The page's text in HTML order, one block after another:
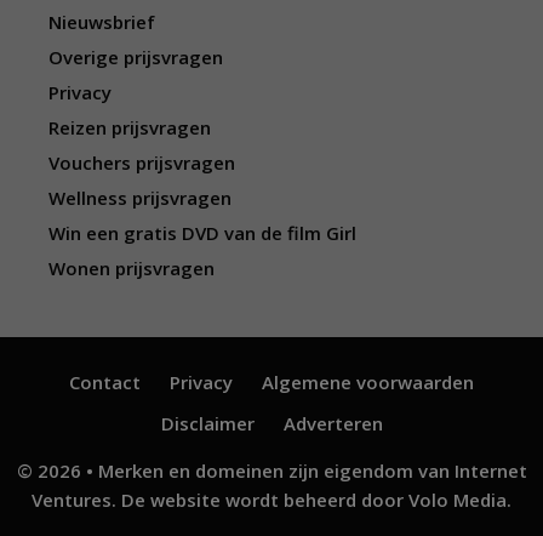
Nieuwsbrief
Overige prijsvragen
Privacy
Reizen prijsvragen
Vouchers prijsvragen
Wellness prijsvragen
Win een gratis DVD van de film Girl
Wonen prijsvragen
Contact Privacy
Algemene voorwaarden
Disclaimer
Adverteren
© 2026 • Merken en domeinen zijn eigendom van Internet
Ventures. De website wordt beheerd door Volo Media.